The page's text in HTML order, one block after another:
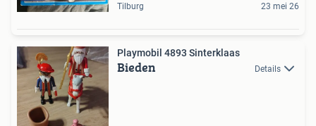
Tilburg 23 mei 26
Playmobil 4893 Sinterklaas
Bieden Details